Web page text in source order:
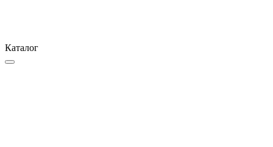
Каталог